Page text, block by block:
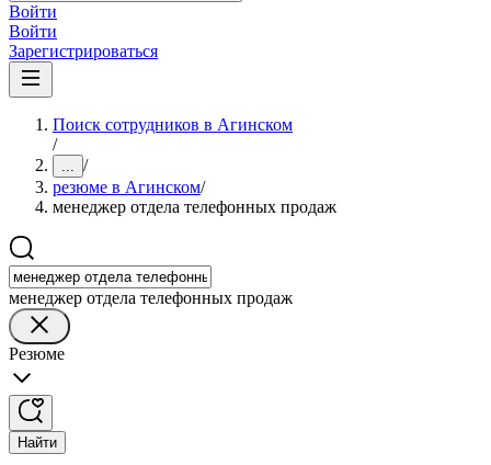
Войти
Войти
Зарегистрироваться
Поиск сотрудников в Агинском
/
... /
резюме в Агинском/
менеджер отдела телефонных продаж
менеджер отдела телефонных продаж
Резюме
Найти